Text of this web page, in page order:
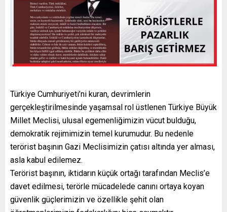
Türkiye Cumhuriyeti’ni kuran, devrimlerin
gerçekleştirilmesinde yaşamsal rol üstlenen Türkiye Büyük
Millet Meclisi, ulusal egemenliğimizin vücut bulduğu,
demokratik rejimimizin temel kurumudur. Bu nedenle
terörist başının Gazi Meclisimizin çatısı altında yer alması,
asla kabul edilemez.
Terörist başının, iktidarın küçük ortağı tarafından Meclis’e
davet edilmesi, terörle mücadelede canını ortaya koyan
güvenlik güçlerimizin ve özellikle şehit olan